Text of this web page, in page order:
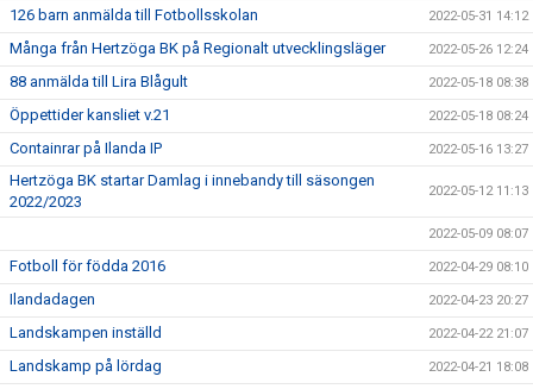
126 barn anmälda till Fotbollsskolan 2022-05-31 14:12
Många från Hertzöga BK på Regionalt utvecklingsläger 2022-05-26 12:24
88 anmälda till Lira Blågult 2022-05-18 08:38
Öppettider kansliet v.21 2022-05-18 08:24
Containrar på Ilanda IP 2022-05-16 13:27
Hertzöga BK startar Damlag i innebandy till säsongen
2022/2023
2022-05-12 11:13
2022-05-09 08:07
Fotboll för födda 2016 2022-04-29 08:10
Ilandadagen 2022-04-23 20:27
Landskampen inställd 2022-04-22 21:07
Landskamp på lördag 2022-04-21 18:08